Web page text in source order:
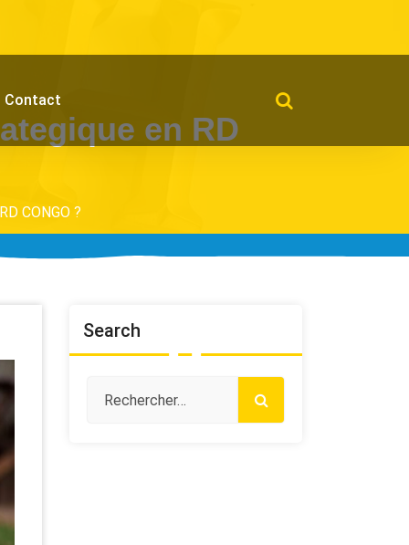
Contact
en RD
CONGO ?
Search